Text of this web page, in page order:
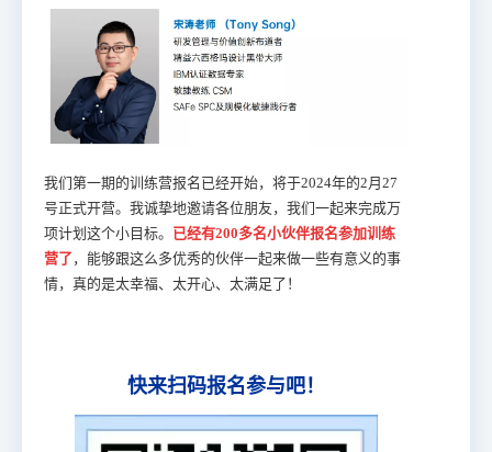
我们第一期的训练营报名已经开始，将于2024年的2月27
号正式开营。我诚挚地邀请各位朋友，我们一起来完成万
项计划这个小目标。 已经有200多名小伙伴报名参加训练
营了 ，能够跟这么多优秀的伙伴一起来做一些有意义的事
情，真的是太幸福、太开心、太满足了！
快来扫码报名参与吧！